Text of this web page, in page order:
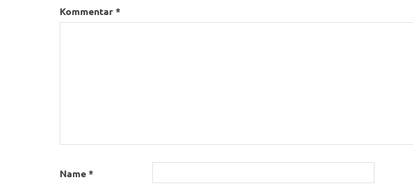
Kommentar*
Name*